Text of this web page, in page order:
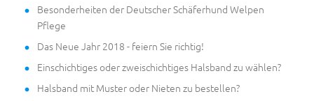
Besonderheiten der Deutscher Schäferhund Welpen
Pflege
Das Neue Jahr 2018 - feiern Sie richtig!
Einschichtiges oder zweischichtiges Halsband zu wählen?
Halsband mit Muster oder Nieten zu bestellen?